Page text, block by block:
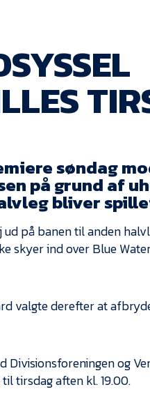
søndag
på grund af
bliver
på banen til anden
skyer ind over Blue
valgte derefter at
Divisionsforeningen og
tirsdag aften kl. 19.00.